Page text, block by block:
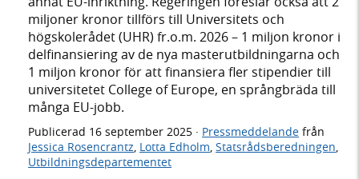
miljoner kronor tillförs till Universitets och
högskolerådet (UHR) fr.o.m. 2026 – 1 miljon kronor i
delfinansiering av de nya masterutbildningarna och
1 miljon kronor för att finansiera fler stipendier till
universitetet College of Europe, en språngbräda till
många EU-jobb.
Publicerad 16 september 2025 · Pressmeddelande från
Jessica Rosencrantz, Lotta Edholm, Statsrådsberedningen,
Utbildningsdepartementet